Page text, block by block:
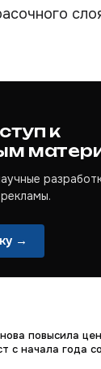
к
→
повысила
с начала года